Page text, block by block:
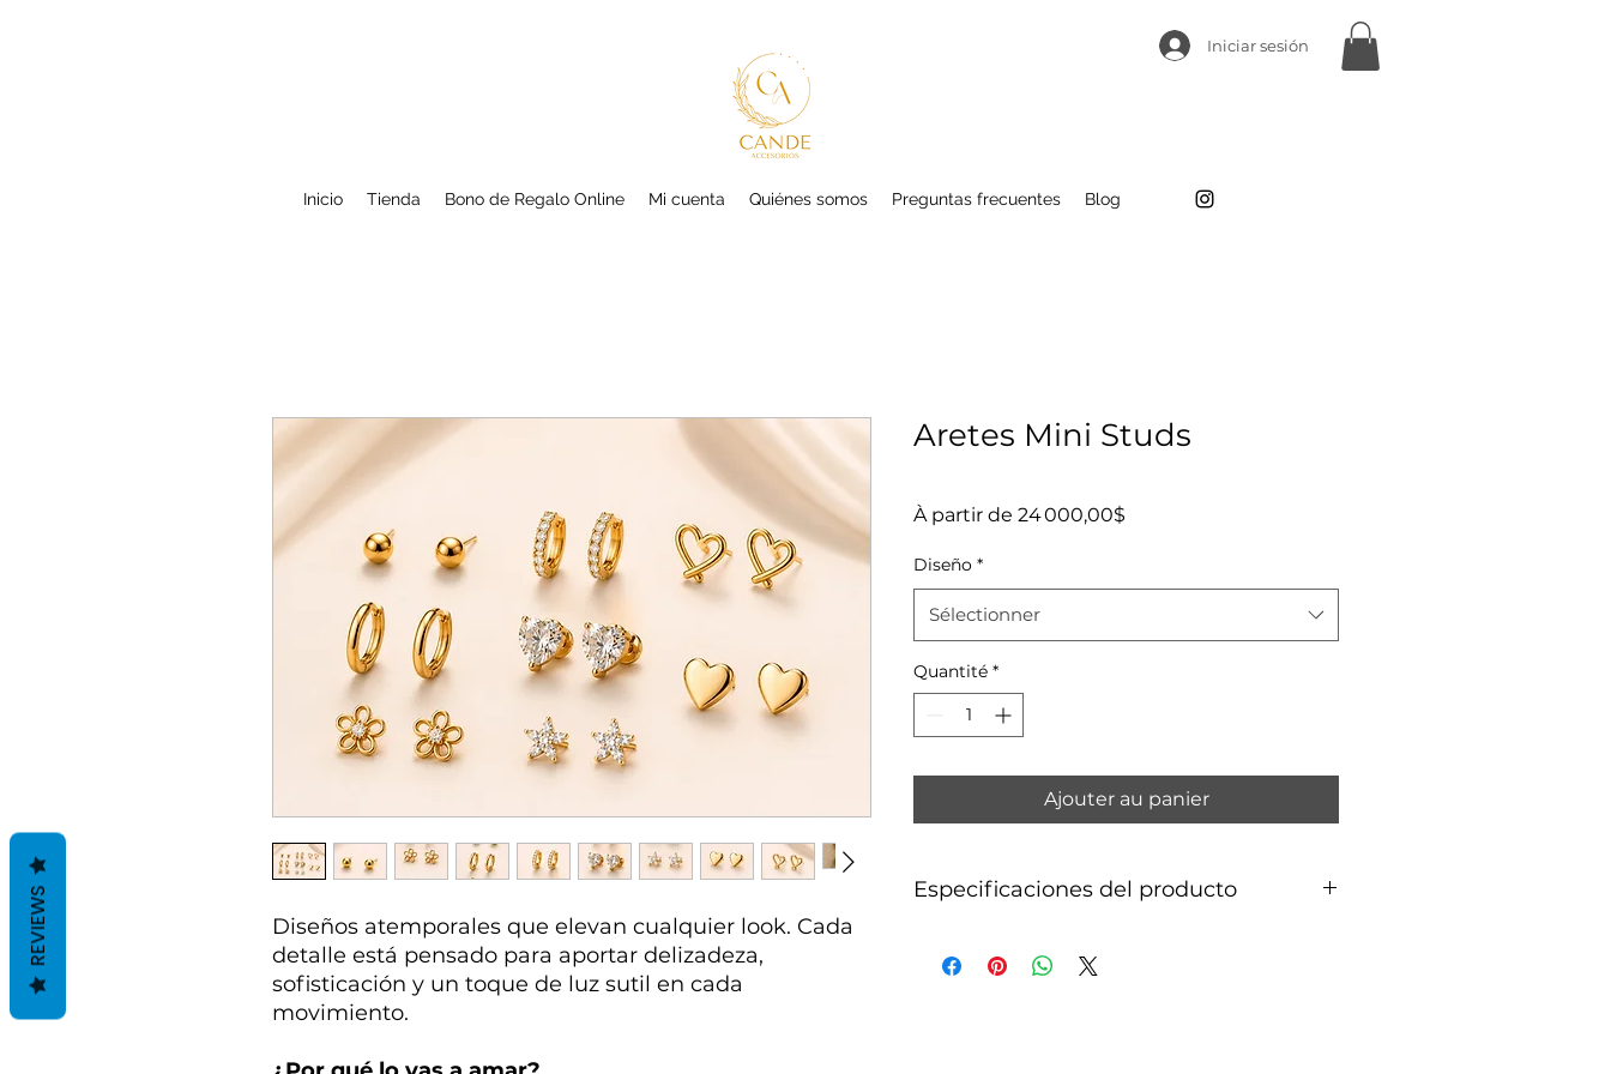
Iniciar sesión
Inicio Tienda Bono de Regalo Online Mi cuenta Quiénes somos Preguntas frecuentes Blog
Diseños atemporales que elevan cualquier look. Cada
detalle está pensado para aportar delizadeza,
sofisticación y un toque de luz sutil en cada
movimiento.
Aretes Mini Studs
À partir de 24 000,00$
Diseño *
Sélectionner
Quantité *
Ajouter au panier
Especificaciones del producto
baño de oro 14k.
REVIEWS